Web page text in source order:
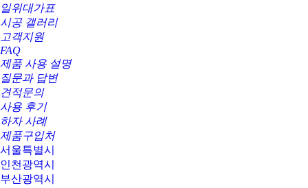
일위대가표
시공 갤러리
고객지원
FAQ
제품 사용 설명
질문과 답변
견적문의
사용 후기
하자 사례
제품구입처
서울특별시
인천광역시
부산광역시